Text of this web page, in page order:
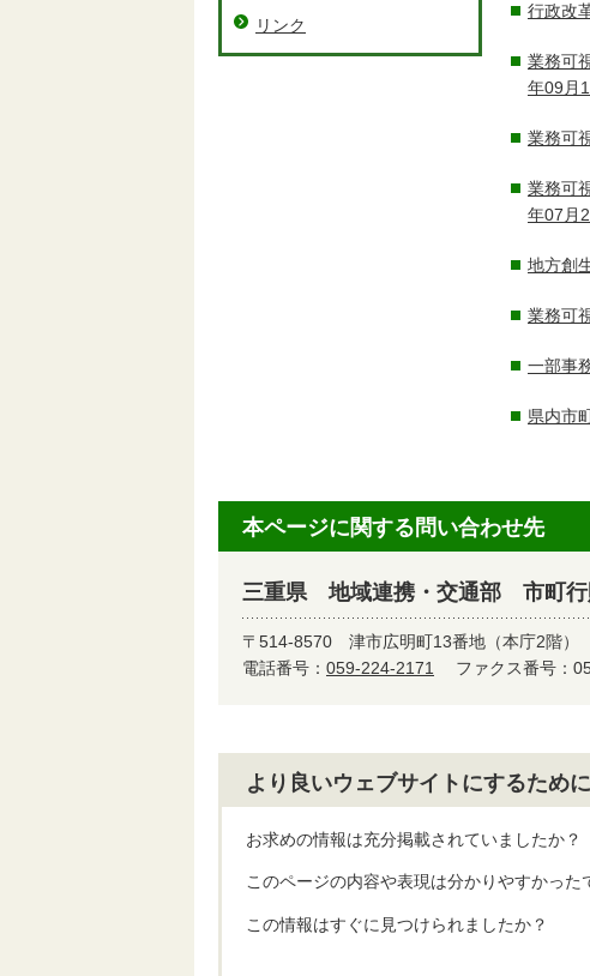
行政改
業務可
年09月
業務可
業務可
年07月
地方創
業務可
一部事
県内市
リンク
本ページに関する問い合わせ先
三重県 地域連携・交通部 市町行
〒514-8570 津市広明町13番地（本庁2階）
電話番号： 059-224-2171 ファクス番号：
より良いウェブサイトにするため
お求めの情報は充分掲載されていましたか？
このページの内容や表現は分かりやすかった
この情報はすぐに見つけられましたか？